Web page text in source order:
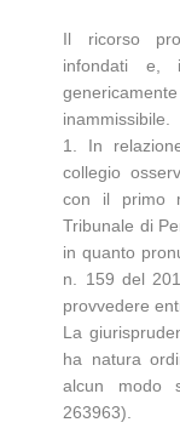
Il ricorso
infondati e,
inammissibile.
1. In
collegio
con il primo
Tribunale di
in quanto
n. 159 del
provvedere
La
ha natura
alcun modo
263963).